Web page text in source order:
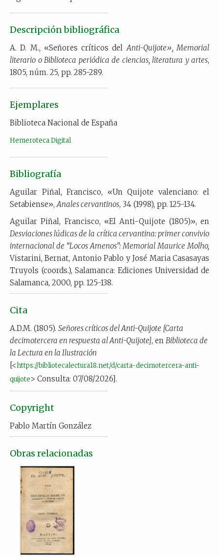
Descripción bibliográfica
A. D. M., «Señores críticos del Anti-Quijote», Memorial
literario o Biblioteca periódica de ciencias, literatura y artes,
1805, núm. 25, pp. 285-289.
Ejemplares
Biblioteca Nacional de España
Hemeroteca Digital
Bibliografía
Aguilar Piñal, Francisco, «Un Quijote valenciano: el
Setabiense», Anales cervantinos, 34 (1998), pp. 125-134.
Aguilar Piñal, Francisco, «El Anti-Quijote (1805)», en
Desviaciones lúdicas de la crítica cervantina: primer convivio
internacional de “Locos Amenos”: Memorial Maurice Molho,
Vistarini, Bernat, Antonio Pablo y José Maria Casasayas
Truyols (coords.), Salamanca: Ediciones Universidad de
Salamanca, 2000, pp. 125-138.
Cita
A.D.M. (1805). Señores críticos del Anti-Quijote [Carta
decimotercera en respuesta al Anti-Quijote], en Biblioteca de
la Lectura en la Ilustración
[<https://bibliotecalectura18.net/d/carta-decimotercera-anti-
quijote> Consulta: 07/08/2026].
Copyright
Pablo Martín González
Obras relacionadas